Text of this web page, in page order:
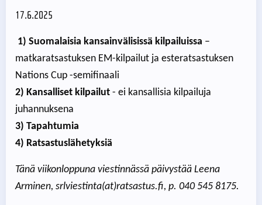
17.6.2025
1) Suomalaisia kansainvälisissä kilpailuissa –
matkaratsastuksen EM-kilpailut ja esteratsastuksen
Nations Cup -semifinaali
2) Kansalliset kilpailut - ei kansallisia kilpailuja
juhannuksena
3) Tapahtumia
4) Ratsastuslähetyksiä
Tänä viikonloppuna viestinnässä päivystää Leena
Arminen, srlviestinta(at)ratsastus.fi, p. 040 545 8175.